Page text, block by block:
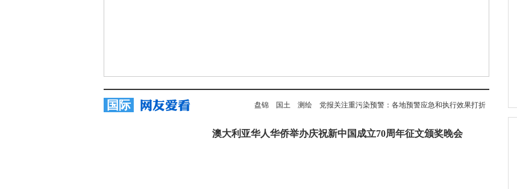
国际 盘锦 国土 测绘 党报关注重污染预警：各地预警应急和执行效果打折
澳大利亚华人华侨举办庆祝新中国成立70周年征文颁奖晚会